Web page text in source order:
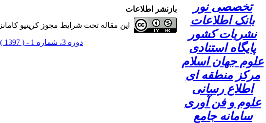
تخصصی نور
بانک اطلاعات
نشریات کشور
پایگاه استنادی
علوم جهان اسلام
مرکز منطقه ای
اطلاع رسانی
علوم و فن آوری
سامانه جامع
بازنشر اطلاعات
این مقاله تحت شرایط مجوز کریتیو کامانز
دوره 3، شماره 1 - ( 1397 )